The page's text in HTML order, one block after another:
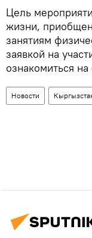
Цель
жизни,
занятиям
заявкой на
ознакомиться
Новости